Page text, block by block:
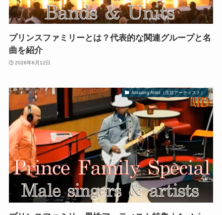
プリンスファミリーとは？代表的な関連グループと名
曲を紹介
2026年6月12日
Amazing Artist（注目アーティスト）